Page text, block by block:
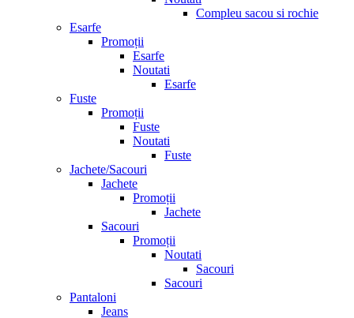
Compleu sacou si rochie
Esarfe
Promoții
Esarfe
Noutati
Esarfe
Fuste
Promoții
Fuste
Noutati
Fuste
Jachete/Sacouri
Jachete
Promoții
Jachete
Sacouri
Promoții
Noutati
Sacouri
Sacouri
Pantaloni
Jeans